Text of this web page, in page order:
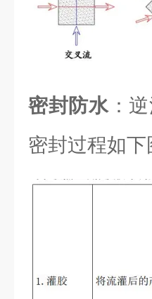
密封防水：
密封过程如下